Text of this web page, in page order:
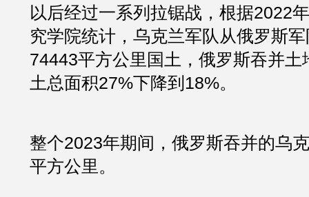
以后经过一系列拉锯战，根据2022
究学院统计，乌克兰军队从俄罗斯
74443平方公里国土，俄罗斯吞并土
土总面积27%下降到18%。
整个2023年期间，俄罗斯吞并的乌
平方公里。